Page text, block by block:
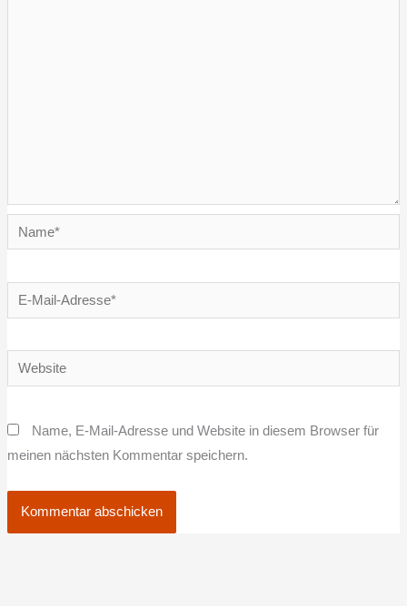
Name*
E-
Mail-
Website
Name, E-Mail-Adresse und Website in diesem Browser für
meinen nächsten Kommentar speichern.